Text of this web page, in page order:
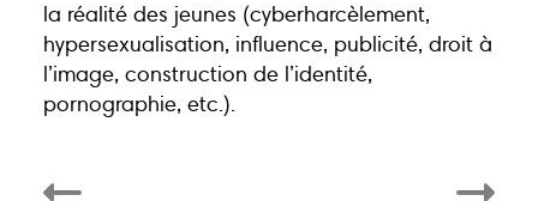
la réalité des jeunes (cyberharcèlement,
hypersexualisation, influence, publicité, droit à
l’image, construction de l’identité,
pornographie, etc.).
centre@inforjeunesnamur.be